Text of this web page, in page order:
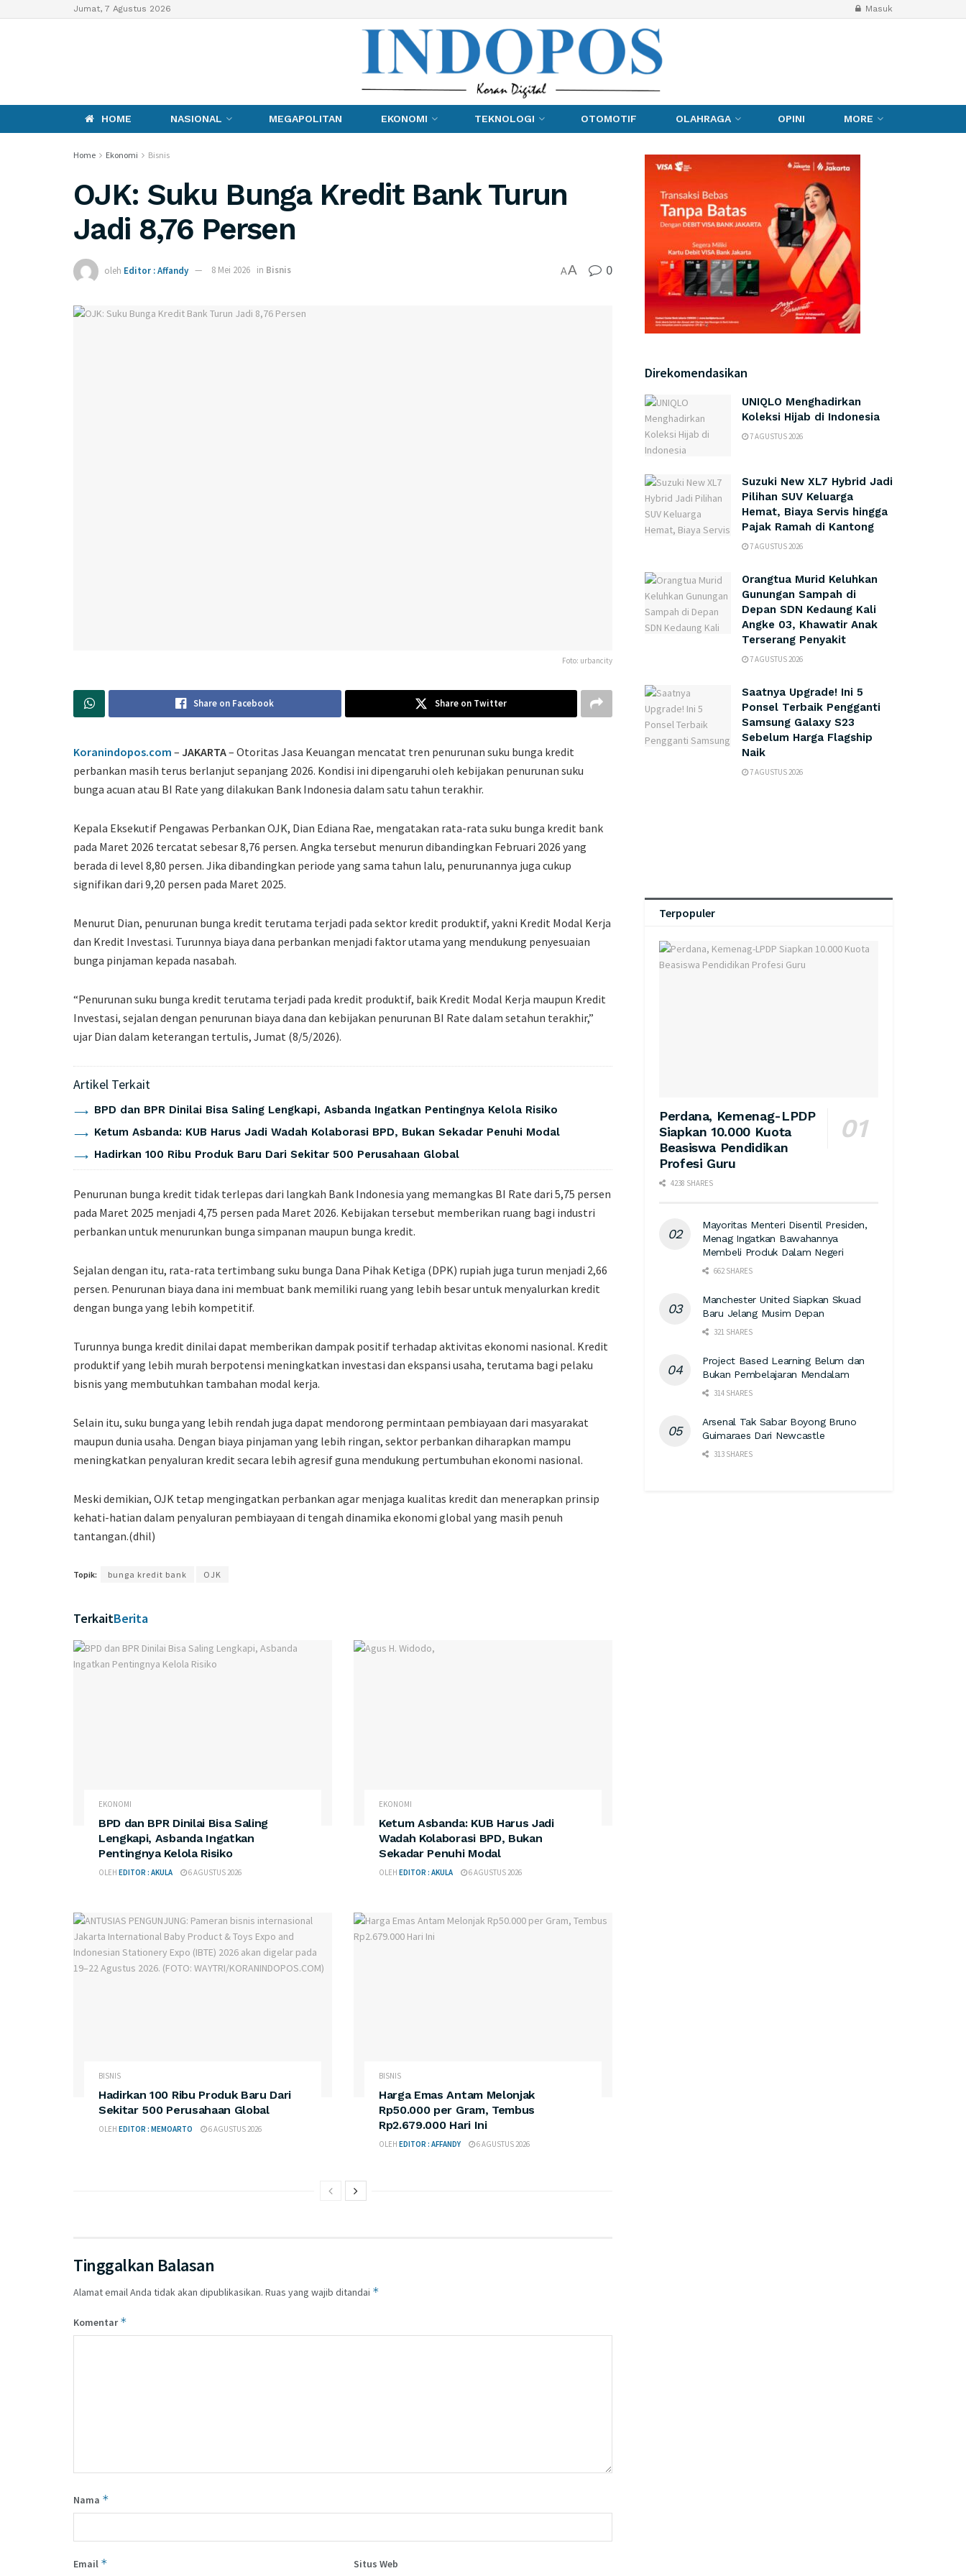
Jumat, 7 Agustus 2026 Masuk
HOME NASIONAL MEGAPOLITAN EKONOMI TEKNOLOGI OTOMOTIF OLAHRAGA OPINI MORE
Home Ekonomi Bisnis
OJK: Suku Bunga Kredit Bank Turun
Jadi 8,76 Persen
oleh Editor : Affandy 8 Mei 2026 in Bisnis AA 0
Foto: urbancity
Share on Facebook Share on Twitter
Koranindopos.com – JAKARTA– Otoritas Jasa Keuangan mencatat tren penurunan suku bunga kredit
perbankan masih terus berlanjut sepanjang 2026. Kondisi ini dipengaruhi oleh kebijakan penurunan suku
bunga acuan atau BI Rate yang dilakukan Bank Indonesia dalam satu tahun terakhir.
Kepala Eksekutif Pengawas Perbankan OJK, Dian Ediana Rae, mengatakan rata-rata suku bunga kredit bank
pada Maret 2026 tercatat sebesar 8,76 persen. Angka tersebut menurun dibandingkan Februari 2026 yang
berada di level 8,80 persen. Jika dibandingkan periode yang sama tahun lalu, penurunannya juga cukup
signifikan dari 9,20 persen pada Maret 2025.
Menurut Dian, penurunan bunga kredit terutama terjadi pada sektor kredit produktif, yakni Kredit Modal Kerja
dan Kredit Investasi. Turunnya biaya dana perbankan menjadi faktor utama yang mendukung penyesuaian
bunga pinjaman kepada nasabah.
“Penurunan suku bunga kredit terutama terjadi pada kredit produktif, baik Kredit Modal Kerja maupun Kredit
Investasi, sejalan dengan penurunan biaya dana dan kebijakan penurunan BI Rate dalam setahun terakhir,”
ujar Dian dalam keterangan tertulis, Jumat (8/5/2026).
Artikel Terkait
BPD dan BPR Dinilai Bisa Saling Lengkapi, Asbanda Ingatkan Pentingnya Kelola Risiko
Ketum Asbanda: KUB Harus Jadi Wadah Kolaborasi BPD, Bukan Sekadar Penuhi Modal
Hadirkan 100 Ribu Produk Baru Dari Sekitar 500 Perusahaan Global
Penurunan bunga kredit tidak terlepas dari langkah Bank Indonesia yang memangkas BI Rate dari 5,75 persen
pada Maret 2025 menjadi 4,75 persen pada Maret 2026. Kebijakan tersebut memberikan ruang bagi industri
perbankan untuk menurunkan bunga simpanan maupun bunga kredit.
Sejalan dengan itu, rata-rata tertimbang suku bunga Dana Pihak Ketiga (DPK) rupiah juga turun menjadi 2,66
persen. Penurunan biaya dana ini membuat bank memiliki ruang yang lebih besar untuk menyalurkan kredit
dengan bunga yang lebih kompetitif.
Turunnya bunga kredit dinilai dapat memberikan dampak positif terhadap aktivitas ekonomi nasional. Kredit
produktif yang lebih murah berpotensi meningkatkan investasi dan ekspansi usaha, terutama bagi pelaku
bisnis yang membutuhkan tambahan modal kerja.
Selain itu, suku bunga yang lebih rendah juga dapat mendorong permintaan pembiayaan dari masyarakat
maupun dunia usaha. Dengan biaya pinjaman yang lebih ringan, sektor perbankan diharapkan mampu
meningkatkan penyaluran kredit secara lebih agresif guna mendukung pertumbuhan ekonomi nasional.
Meski demikian, OJK tetap mengingatkan perbankan agar menjaga kualitas kredit dan menerapkan prinsip
kehati-hatian dalam penyaluran pembiayaan di tengah dinamika ekonomi global yang masih penuh
tantangan.(dhil)
Topik: bunga kredit bank OJK
TerkaitBerita
EKONOMI
BPD dan BPR Dinilai Bisa Saling
Lengkapi, Asbanda Ingatkan
Pentingnya Kelola Risiko
OLEH EDITOR : AKULA 6 AGUSTUS 2026
EKONOMI
Ketum Asbanda: KUB Harus Jadi
Wadah Kolaborasi BPD, Bukan
Sekadar Penuhi Modal
OLEH EDITOR : AKULA 6 AGUSTUS 2026
BISNIS
Hadirkan 100 Ribu Produk Baru Dari
Sekitar 500 Perusahaan Global
OLEH EDITOR : MEMOARTO 6 AGUSTUS 2026
BISNIS
Harga Emas Antam Melonjak
Rp50.000 per Gram, Tembus
Rp2.679.000 Hari Ini
OLEH EDITOR : AFFANDY 6 AGUSTUS 2026
Tinggalkan Balasan
Alamat email Anda tidak akan dipublikasikan. Ruas yang wajib ditandai *
Komentar*
Nama *
Email * Situs Web
Direkomendasikan
UNIQLO Menghadirkan
Koleksi Hijab di Indonesia
7 AGUSTUS 2026
Suzuki New XL7 Hybrid Jadi
Pilihan SUV Keluarga
Hemat, Biaya Servis hingga
Pajak Ramah di Kantong
7 AGUSTUS 2026
Orangtua Murid Keluhkan
Gunungan Sampah di
Depan SDN Kedaung Kali
Angke 03, Khawatir Anak
Terserang Penyakit
7 AGUSTUS 2026
Saatnya Upgrade! Ini 5
Ponsel Terbaik Pengganti
Samsung Galaxy S23
Sebelum Harga Flagship
Naik
7 AGUSTUS 2026
Terpopuler
Perdana, Kemenag-LPDP
Siapkan 10.000 Kuota
Beasiswa Pendidikan
Profesi Guru
4238 SHARES
Mayoritas Menteri Disentil Presiden,
Menag Ingatkan Bawahannya
Membeli Produk Dalam Negeri
662 SHARES
Manchester United Siapkan Skuad
Baru Jelang Musim Depan
321 SHARES
Project Based Learning Belum dan
Bukan Pembelajaran Mendalam
314 SHARES
Arsenal Tak Sabar Boyong Bruno
Guimaraes Dari Newcastle
313 SHARES